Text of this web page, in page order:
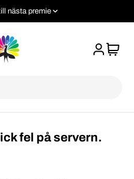
nästa premie
fel på servern.